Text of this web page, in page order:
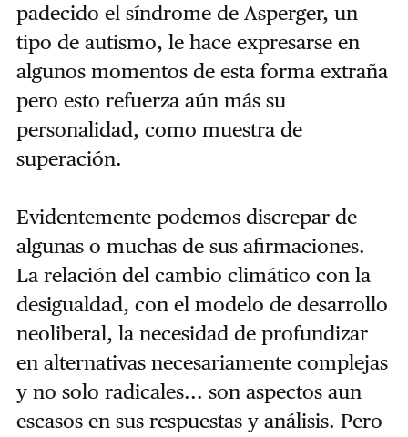
padecido el síndrome de Asperger, un
tipo de autismo, le hace expresarse en
algunos momentos de esta forma extraña
pero esto refuerza aún más su
personalidad, como muestra de
superación.
Evidentemente podemos discrepar de
algunas o muchas de sus afirmaciones.
La relación del cambio climático con la
desigualdad, con el modelo de desarrollo
neoliberal, la necesidad de profundizar
en alternativas necesariamente complejas
y no solo radicales... son aspectos aun
escasos en sus respuestas y análisis. Pero